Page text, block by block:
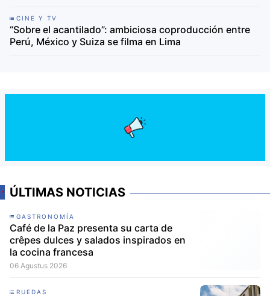
CINE Y TV
“Sobre el acantilado”: ambiciosa coproducción entre
Perú, México y Suiza se filma en Lima
ÚLTIMAS NOTICIAS
GASTRONOMÍA
Café de la Paz presenta su carta de
crêpes dulces y salados inspirados en
la cocina francesa
06 Agustus 2026
RUEDAS